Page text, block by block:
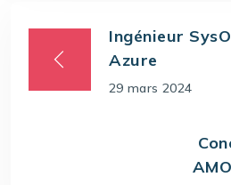
Ingénieur
Azure
29 mars 2024